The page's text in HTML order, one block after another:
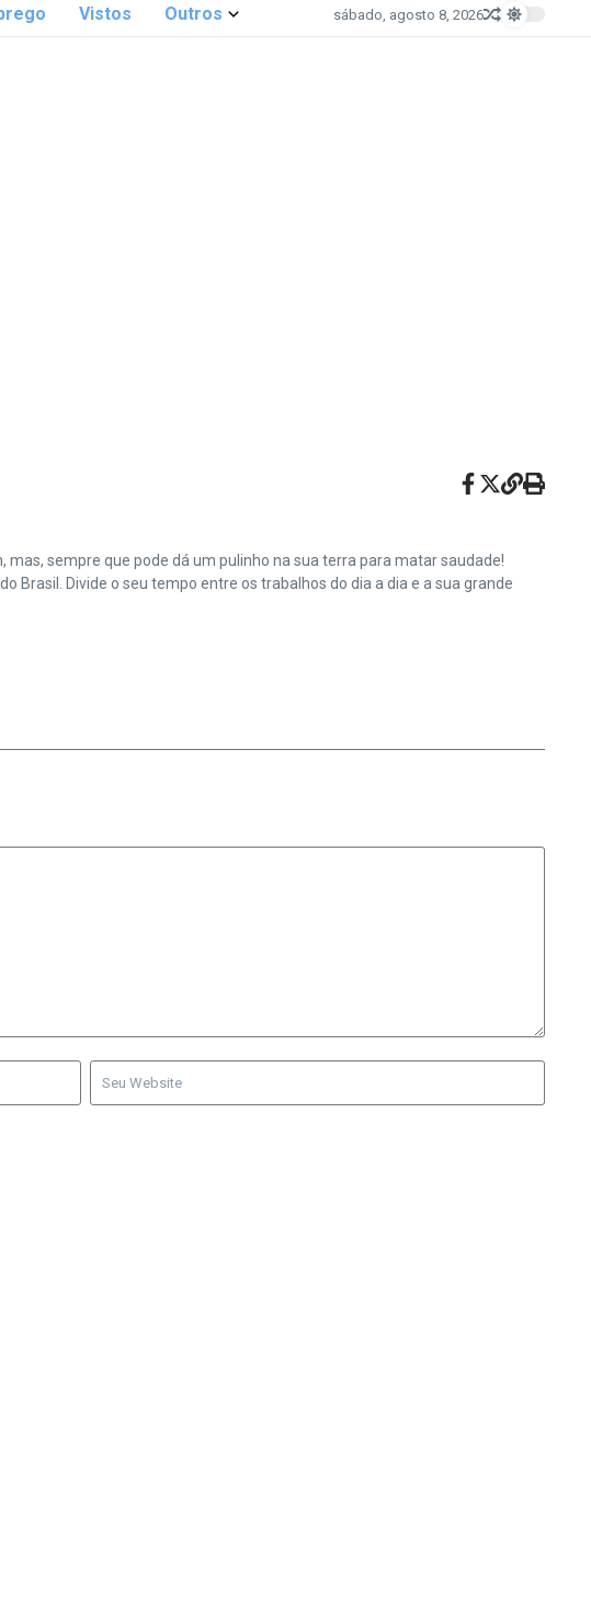
Vistos Outros sábado, agosto 8, 2026
sempre que pode dá um pulinho na sua terra para matar saudade!
Divide o seu tempo entre os trabalhos do dia a dia e a sua grande